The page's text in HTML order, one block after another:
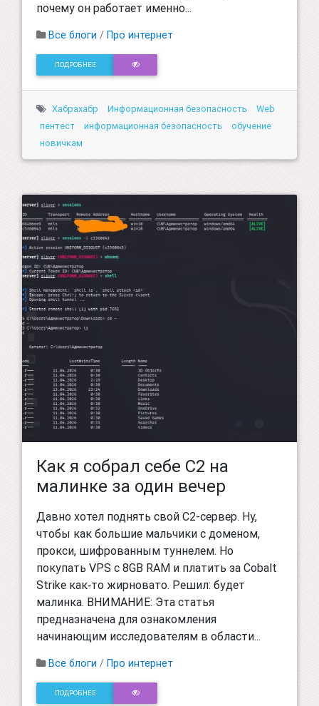
почему он работает именно...
Все блоги / Про интернет
ПОДРОБНЕЕ
Хабрахабр Информационная безопасность
Web
пентест
информационная безопасность
обучение
новичкам
Как я собрал себе C2 на
малинке за один вечер
Давно хотел поднять свой C2-сервер. Ну,
чтобы как большие мальчики с доменом,
прокси, шифрованным туннелем. Но
покупать VPS с 8GB RAM и платить за Cobalt
Strike как‑то жирновато. Решил: будет
малинка. ВНИМАНИЕ: Эта статья
предназначена для ознакомления
начинающим исследователям в области...
Все блоги / Про интернет
ПОДРОБНЕЕ